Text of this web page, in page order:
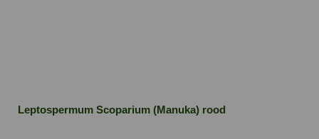
Leptospermum Scoparium (Manuka) rood